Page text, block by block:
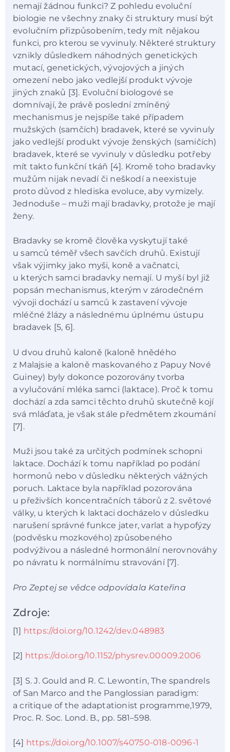
nemají žádnou funkci? Z pohledu evoluční
biologie ne všechny znaky či struktury musí být
evolučním přizpůsobením, tedy mít nějakou
funkci, pro kterou se vyvinuly. Některé struktury
vznikly důsledkem náhodných genetických
mutací, genetických, vývojových a jiných
omezení nebo jako vedlejší produkt vývoje
jiných znaků [3]. Evoluční biologové se
domnívají, že právě poslední zmíněný
mechanismus je nejspíše také případem
mužských (samčích) bradavek, které se vyvinuly
jako vedlejší produkt vývoje ženských (samičích)
bradavek, které se vyvinuly v důsledku potřeby
mít takto funkční tkáň [4]. Kromě toho bradavky
mužům nijak nevadí či neškodí a neexistuje
proto důvod z hlediska evoluce, aby vymizely.
Jednoduše – muži mají bradavky, protože je mají
ženy.
Bradavky se kromě člověka vyskytují také
u samců téměř všech savčích druhů. Existují
však výjimky jako myši, koně a vačnatci,
u kterých samci bradavky nemají. U myší byl již
popsán mechanismus, kterým v zárodečném
vývoji dochází u samců k zastavení vývoje
mléčné žlázy a následnému úplnému ústupu
bradavek [5, 6].
U dvou druhů kaloně (kaloně hnědého
z Malajsie a kaloně maskovaného z Papuy Nové
Guiney) byly dokonce pozorovány tvorba
a vylučování mléka samci (laktace). Proč k tomu
dochází a zda samci těchto druhů skutečně kojí
svá mláďata, je však stále předmětem zkoumání
[7].
Muži jsou také za určitých podmínek schopni
laktace. Dochází k tomu například po podání
hormonů nebo v důsledku některých vážných
poruch. Laktace byla například pozorována
u přeživších koncentračních táborů z 2. světové
války, u kterých k laktaci docházelo v důsledku
narušení správné funkce jater, varlat a hypofýzy
(podvěsku mozkového) způsobeného
podvýživou a následné hormonální nerovnováhy
po návratu k normálnímu stravování [7].
Pro Zeptej se vědce odpovídala Kateřina
Zdroje:
[1] https://doi.org/10.1242/dev.048983
[2] https://doi.org/10.1152/physrev.00009.2006
[3] S. J. Gould and R. C. Lewontin, The spandrels
of San Marco and the Panglossian paradigm:
a critique of the adaptationist programme,1979,
Proc. R. Soc. Lond. B., pp. 581–598.
[4] https://doi.org/10.1007/s40750-018-0096-1